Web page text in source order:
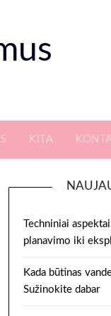
KITA
Techniniai
planavimo iki
Kada būtinas
Sužinokite dabar